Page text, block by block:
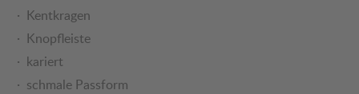
Kentkragen
Knopfleiste
kariert
schmale Passform